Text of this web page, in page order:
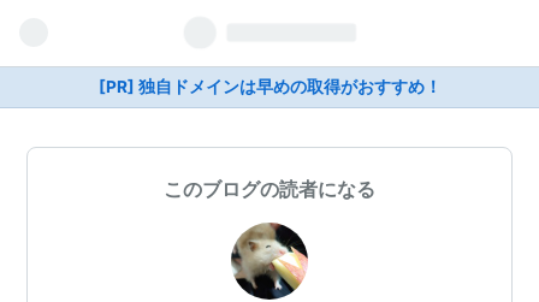
[PR] 独自ドメインは早めの取得がおすすめ！
このブログの読者になる